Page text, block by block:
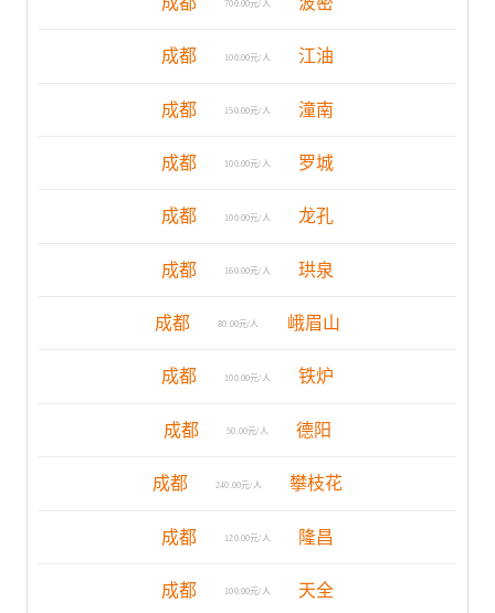
700.00元/人
成都 100.00元/人 江油
成都 150.00元/人 潼南
成都 100.00元/人 罗城
成都 100.00元/人 龙孔
成都 160.00元/人 珙泉
成都 80.00元/人 峨眉山
成都 100.00元/人 铁炉
成都 50.00元/人 德阳
成都 240.00元/人 攀枝花
成都 120.00元/人 隆昌
成都 100.00元/人 天全